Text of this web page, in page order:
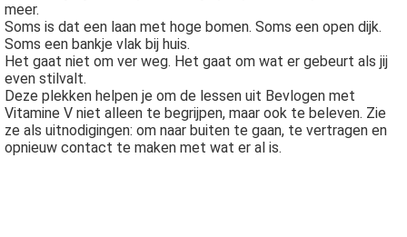
meer.
Soms is dat een laan met hoge bomen. Soms een open dijk.
Soms een bankje vlak bij huis.
Het gaat niet om ver weg. Het gaat om wat er gebeurt als jij
even stilvalt.
Deze plekken helpen je om de lessen uit Bevlogen met
Vitamine V niet alleen te begrijpen, maar ook te beleven. Zie
ze als uitnodigingen: om naar buiten te gaan, te vertragen en
opnieuw contact te maken met wat er al is.